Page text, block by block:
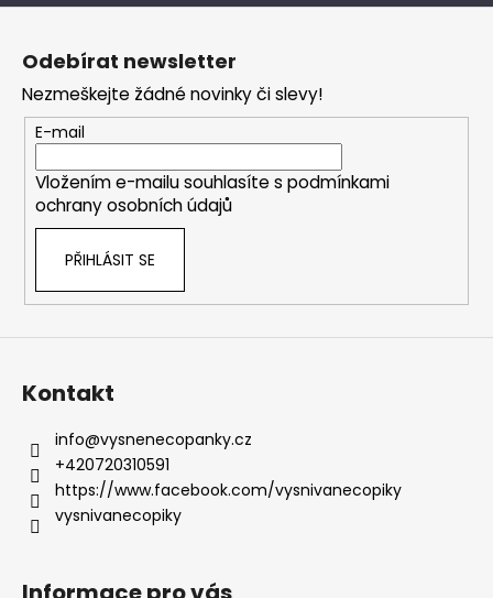
Z
Odebírat newsletter
Nezmeškejte žádné novinky či slevy!
E-mail
Vložením e-mailu souhlasíte s podmínkami
ochrany osobních údajů
PŘIHLÁSIT SE
Kontakt
info@vysnenecopanky.cz
+420720310591
https://www.facebook.com/vysnivanecopiky
vysnivanecopiky